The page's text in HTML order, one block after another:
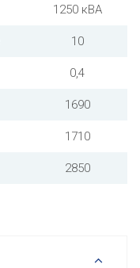
1250 кВА
10
0,4
1690
1710
2850